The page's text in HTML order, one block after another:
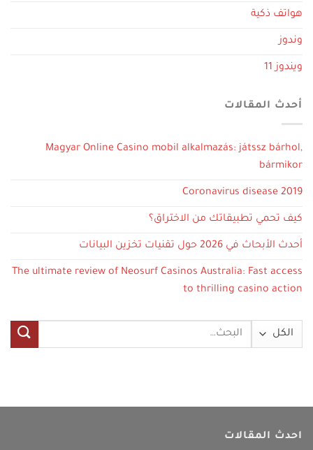
هواتف ذكية
وندوز
ويندوز 11
أحدث المقالات
Magyar Online Casino mobil alkalmazás: játssz bárhol,
bármikor
Coronavirus disease 2019
كيف تحمي تطبيقاتك من الاختراق؟
أحدث الأبحاث في 2026 حول تقنيات تخزين البيانات
The ultimate review of Neosurf Casinos Australia: Fast access
to thrilling casino action
البحث
احدث المقالات